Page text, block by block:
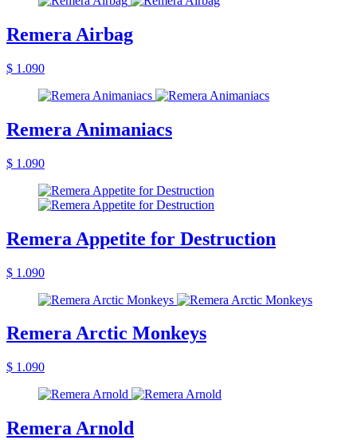
Remera Airbag
$ 1.090
Remera Animaniacs
$ 1.090
Remera Appetite for Destruction
$ 1.090
Remera Arctic Monkeys
$ 1.090
Remera Arnold